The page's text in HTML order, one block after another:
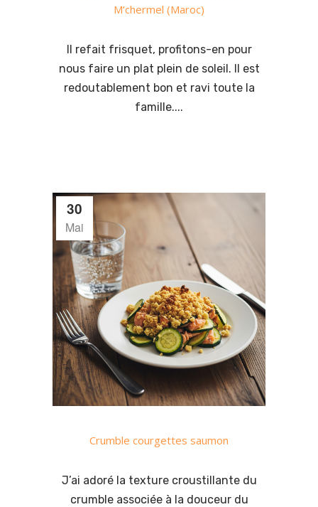
M’chermel (Maroc)
Il refait frisquet, profitons-en pour
nous faire un plat plein de soleil. Il est
redoutablement bon et ravi toute la
famille....
30
Mai
Crumble courgettes saumon
J’ai adoré la texture croustillante du
crumble associée à la douceur du